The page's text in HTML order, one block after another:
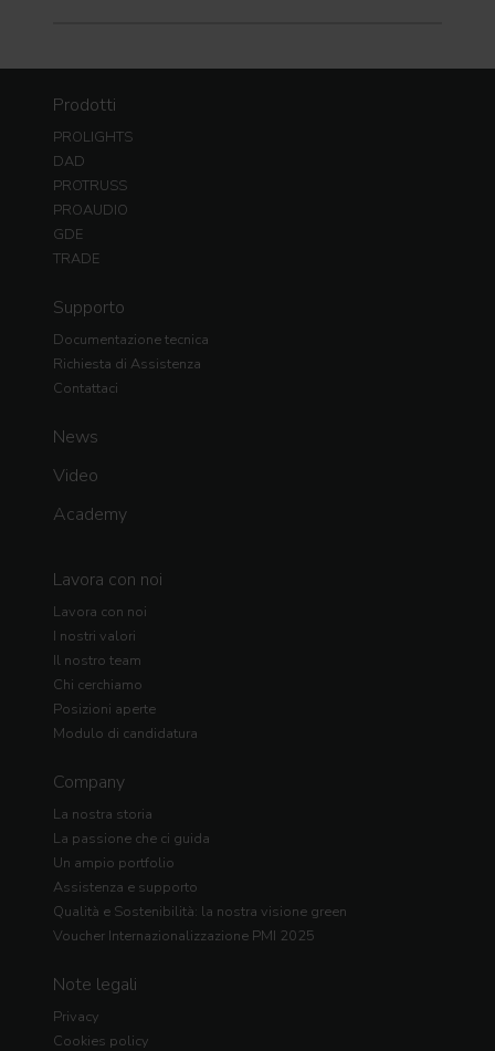
Prodotti
PROLIGHTS
DAD
PROTRUSS
PROAUDIO
GDE
TRADE
Supporto
Documentazione tecnica
Richiesta di Assistenza
Contattaci
News
Video
Academy
Lavora con noi
Lavora con noi
I nostri valori
Il nostro team
Chi cerchiamo
Posizioni aperte
Modulo di candidatura
Company
La nostra storia
La passione che ci guida
Un ampio portfolio
Assistenza e supporto
Qualità e Sostenibilità: la nostra visione green
Voucher Internazionalizzazione PMI 2025
Note legali
Privacy
Cookies policy